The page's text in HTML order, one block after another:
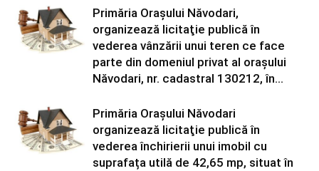
Primăria Orașului Năvodari,
organizează licitaţie publică în
vederea vânzării unui teren ce face
parte din domeniul privat al orașului
Năvodari, nr. cadastral 130212, în...
Primăria Orașului Năvodari
organizează licitaţie publică în
vederea închirierii unui imobil cu
suprafața utilă de 42,65 mp, situat în